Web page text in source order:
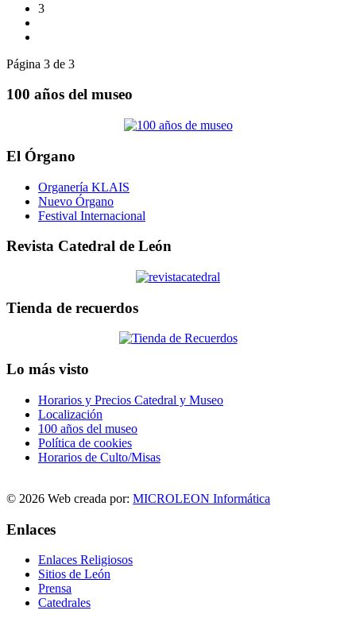
3
Página 3 de 3
100 años del museo
El Órgano
Organería KLAIS
Nuevo Órgano
Festival Internacional
Revista Catedral de León
Tienda de recuerdos
Lo más visto
Horarios y Precios Catedral y Museo
Localización
100 años del museo
Política de cookies
Horarios de Culto/Misas
© 2026 Web creada por: MICROLEON Informática
Enlaces
Enlaces Religiosos
Sitios de León
Prensa
Catedrales